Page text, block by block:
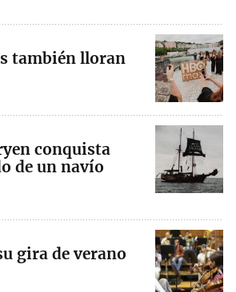
también lloran
conquista
de un navío
gira de verano